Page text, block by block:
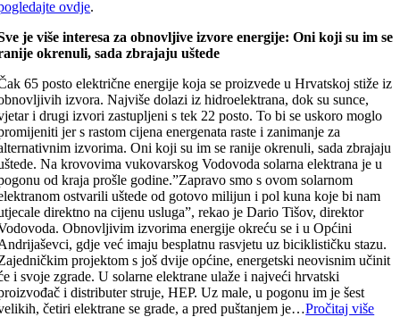
ovdje.
je više interesa za obnovljive izvore energije: Oni koji su im se
okrenuli, sada zbrajaju uštede
65 posto električne energije koja se proizvede u Hrvatskoj stiže iz
izvora. Najviše dolazi iz hidroelektrana, dok su sunce,
i drugi izvori zastupljeni s tek 22 posto. To bi se uskoro moglo
jer s rastom cijena energenata raste i zanimanje za
izvorima. Oni koji su im se ranije okrenuli, sada zbrajaju
Na krovovima vukovarskog Vodovoda solarna elektrana je u
od kraja prošle godine.”Zapravo smo s ovom solarnom
ostvarili uštede od gotovo milijun i pol kuna koje bi nam
direktno na cijenu usluga”, rekao je Dario Tišov, direktor
Obnovljivim izvorima energije okreću se i u Općini
gdje već imaju besplatnu rasvjetu uz biciklističku stazu.
projektom s još dvije općine, energetski neovisnim učinit
i svoje zgrade. U solarne elektrane ulaže i najveći hrvatski
i distributer struje, HEP. Uz male, u pogonu im je šest
četiri elektrane se grade, a pred puštanjem je…Pročitaj više